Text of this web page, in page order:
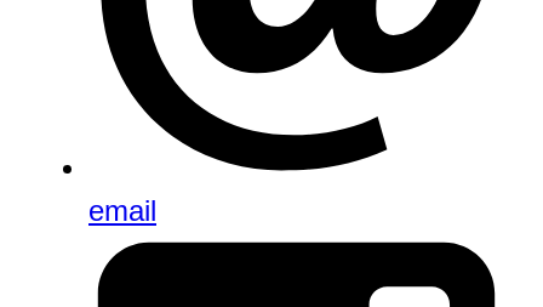
email